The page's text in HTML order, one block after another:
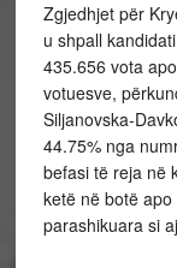
Zgjedhjet për
u shpall
435.656 vota
votuesve,
Siljanovska-
44.75% nga
befasi të reja në
ketë në botë
parashikuara si